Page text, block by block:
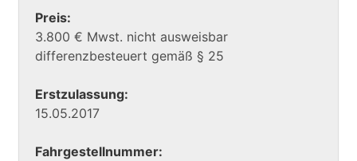
Preis:
3.800 € Mwst. nicht ausweisbar
differenzbesteuert gemäß § 25
Erstzulassung:
15.05.2017
Fahrgestellnummer: